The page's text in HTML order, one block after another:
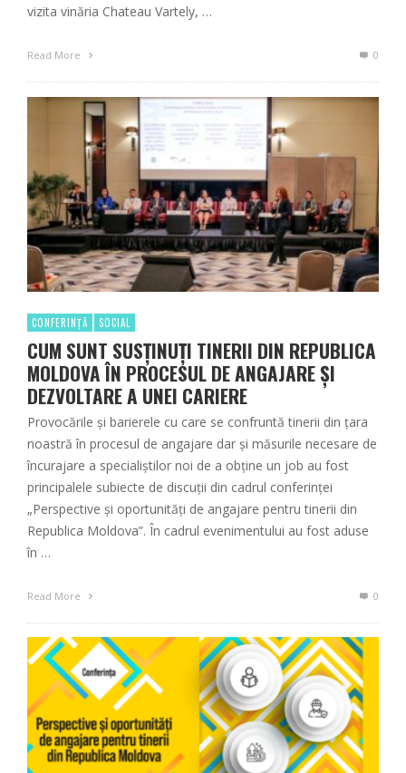
vizita vinăria Chateau Vartely, …
Read More 0
CONFERINȚĂ SOCIAL
CUM SUNT SUSȚINUȚI TINERII DIN REPUBLICA
MOLDOVA ÎN PROCESUL DE ANGAJARE ȘI
DEZVOLTARE A UNEI CARIERE
Provocările și barierele cu care se confruntă tinerii din țara
noastră în procesul de angajare dar și măsurile necesare de
încurajare a specialiștilor noi de a obține un job au fost
principalele subiecte de discuții din cadrul conferinței
„Perspective și oportunități de angajare pentru tinerii din
Republica Moldova”. În cadrul evenimentului au fost aduse
în …
Read More 0